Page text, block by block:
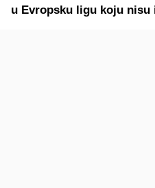
u Evropsku ligu koju